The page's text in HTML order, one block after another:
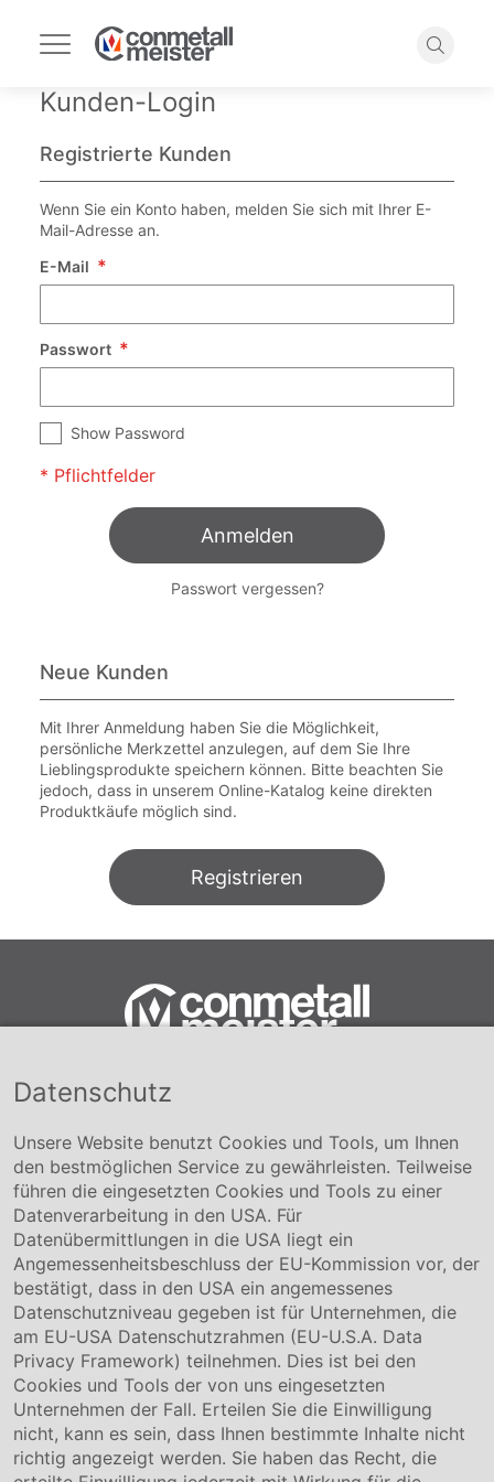
Navigation
umschalten
Suche
Kunden-Login
Registrierte Kunden
Wenn Sie ein Konto haben, melden Sie sich mit Ihrer E-
Mail-Adresse an.
E-Mail
Passwort
Show Password
Anmelden
Passwort vergessen?
Neue Kunden
Mit Ihrer Anmeldung haben Sie die Möglichkeit,
persönliche Merkzettel anzulegen, auf dem Sie Ihre
Lieblingsprodukte speichern können. Bitte beachten Sie
jedoch, dass in unserem Online-Katalog keine direkten
Produktkäufe möglich sind.
Registrieren
Conmetall Meister GmbH
+49 5141-180
info@conmetallmeister.de
www.conmetallmeister.de
Unternehmen
Über uns
Compliance
Hinweisgebersystem
Karriere
Service & Kontakt
Kontakt
Downloads
Garantiebedingungen
Datenschutz
Unsere Website benutzt Cookies und Tools, um Ihnen
den bestmöglichen Service zu gewährleisten. Teilweise
führen die eingesetzten Cookies und Tools zu einer
Datenverarbeitung in den USA. Für
Datenübermittlungen in die USA liegt ein
Angemessenheitsbeschluss der EU-Kommission vor, der
bestätigt, dass in den USA ein angemessenes
Datenschutzniveau gegeben ist für Unternehmen, die
am EU-USA Datenschutzrahmen (EU-U.S.A. Data
Privacy Framework) teilnehmen. Dies ist bei den
Cookies und Tools der von uns eingesetzten
Unternehmen der Fall. Erteilen Sie die Einwilligung
nicht, kann es sein, dass Ihnen bestimmte Inhalte nicht
richtig angezeigt werden. Sie haben das Recht, die